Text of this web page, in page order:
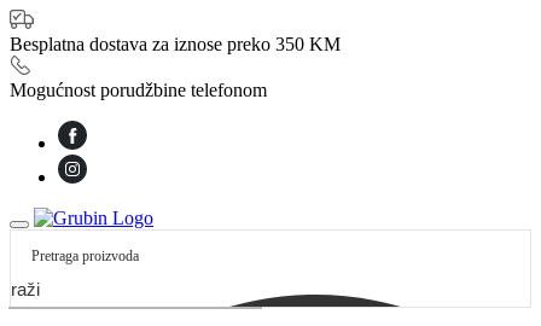
Besplatna dostava za iznose preko 350 KM
Mogućnost porudžbine telefonom